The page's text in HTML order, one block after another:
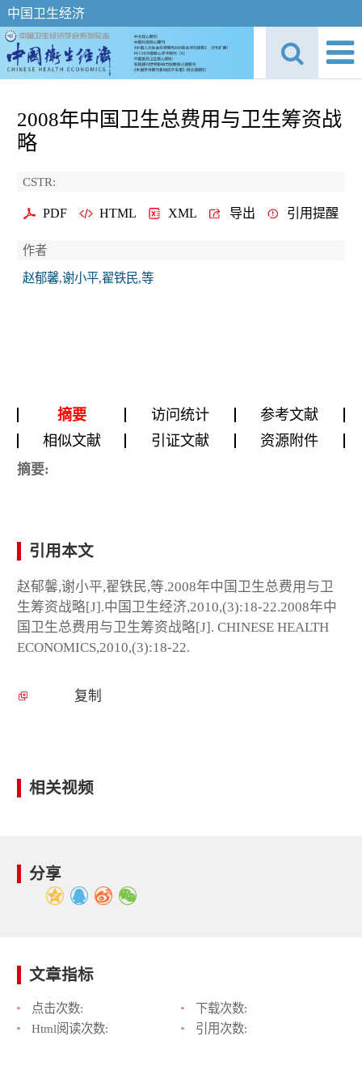
中国卫生经济
2008年中国卫生总费用与卫生筹资战
略
CSTR:
PDF HTML XML 导出 引用提醒
作者
赵郁馨,谢小平,翟铁民,等
摘要 访问统计
参考文献
相似文献
引证文献 资源附件
摘要:
引用本文
赵郁馨,谢小平,翟铁民,等.2008年中国卫生总费用与卫
生筹资战略[J].中国卫生经济,2010,(3):18-22.2008年中
国卫生总费用与卫生筹资战略[J]. CHINESE HEALTH
ECONOMICS,2010,(3):18-22.
复制
相关视频
分享
文章指标
点击次数:
下载次数:
Html阅读次数:
引用次数: